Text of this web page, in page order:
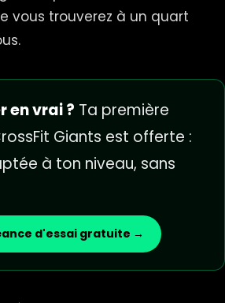
vous trouverez à un quart
en vrai ? Ta première
Giants est offerte :
à ton niveau, sans
d'essai gratuite →